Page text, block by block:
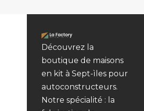
Découvrez la
boutique de maisons
en kit à Sept-ìles pour
autoconstructeurs.
Notre spécialité : la